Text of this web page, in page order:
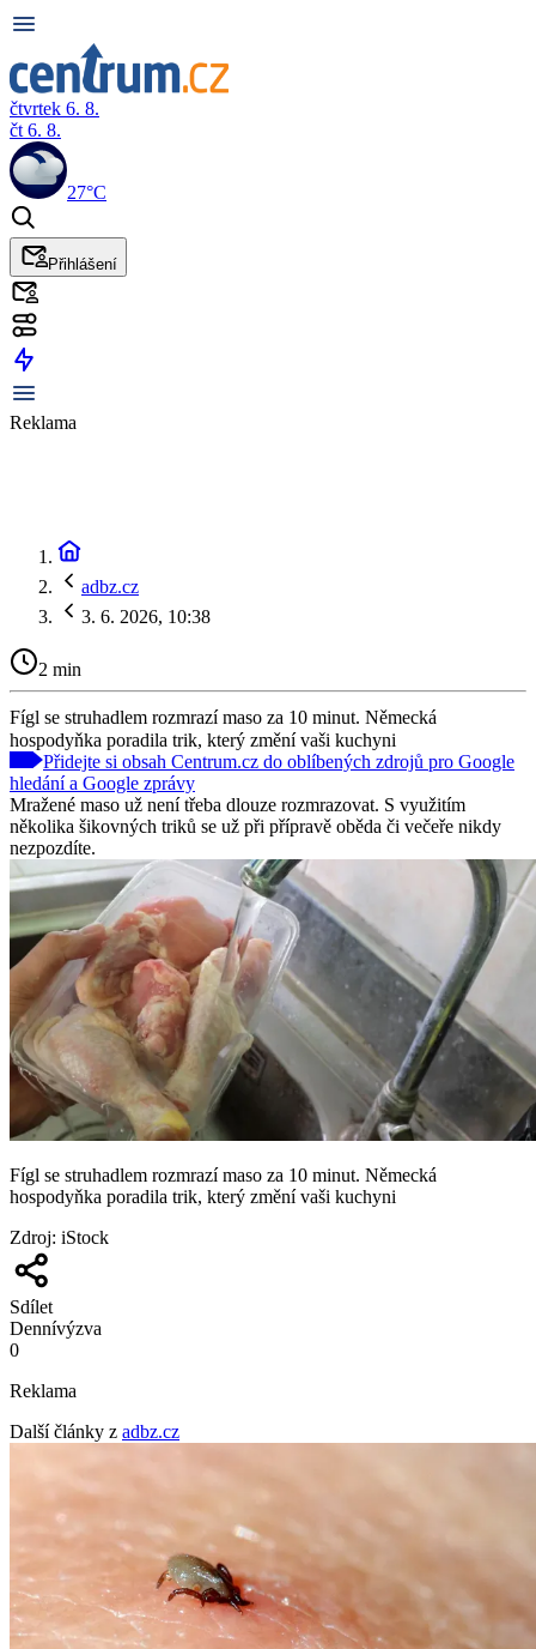
čtvrtek 6. 8.
čt 6. 8.
27°C
Přihlášení
Reklama
adbz.cz
3. 6. 2026, 10:38
2 min
Fígl se struhadlem rozmrazí maso za 10 minut. Německá
hospodyňka poradila trik, který změní vaši kuchyni
Přidejte si obsah Centrum.cz do oblíbených zdrojů pro Google
hledání a Google zprávy
Mražené maso už není třeba dlouze rozmrazovat. S využitím
několika šikovných triků se už při přípravě oběda či večeře nikdy
nezpozdíte.
Fígl se struhadlem rozmrazí maso za 10 minut. Německá
hospodyňka poradila trik, který změní vaši kuchyni
Zdroj: iStock
Sdílet
Dennívýzva
0
Reklama
Další články z adbz.cz